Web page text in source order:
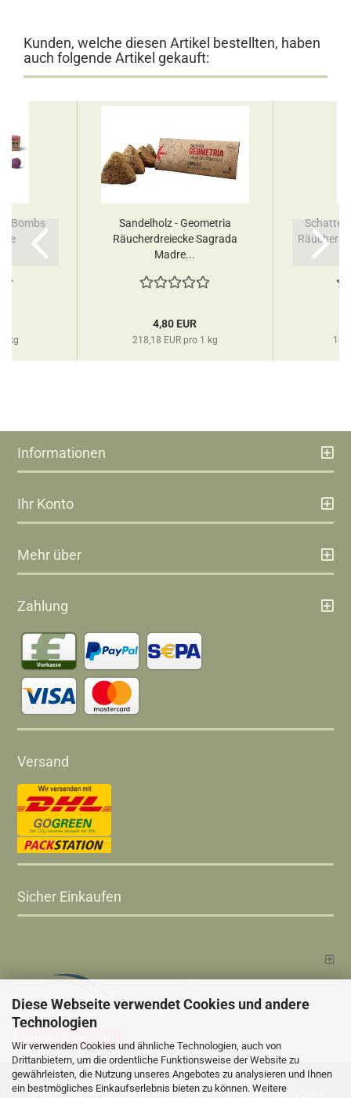
Diese Webseite verwendet Cookies und andere
Technologien
Wir verwenden Cookies und ähnliche Technologien, auch von
Drittanbietern, um die ordentliche Funktionsweise der Website zu
gewährleisten, die Nutzung unseres Angebotes zu analysieren und Ihnen
ein bestmögliches Einkaufserlebnis bieten zu können. Weitere
Kunden, welche diesen Artikel bestellten, haben
auch folgende Artikel gekauft:
Bombs
kg
Sandelholz - Geometria
Räucherdreiecke Sagrada
Madre...
4,80 EUR
218,18 EUR pro 1 kg
Räuchern
Informationen
Ihr Konto
Mehr über
Zahlung
Versand
Sicher Einkaufen
Alle Preise sind inkl. MwSt., zzgl.Versandkosten
Online Shopby Gambio.de © 2025 Gambio Templates bei